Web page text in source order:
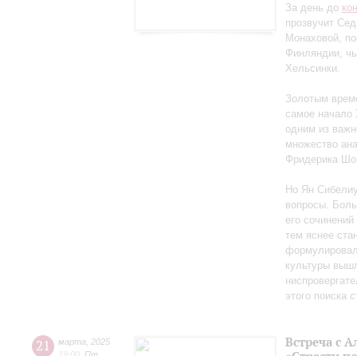
За день до
прозвучит
Монаховой,
Финляндии,
Хельсинки.
Золотым
самое начало
одним из
множество
Фридерика
Но Ян
вопросы.
его
тем яснее
культуры
этого поиска
21 марта
2025
Встреча с